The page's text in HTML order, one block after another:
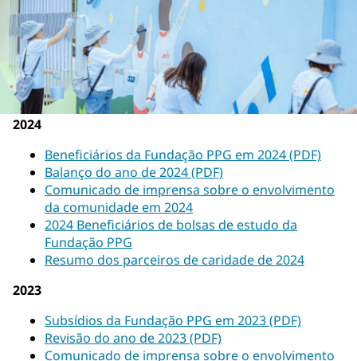
2024
Beneficiários da Fundação PPG em 2024 (PDF)
Balanço do ano de 2024 (PDF)
Comunicado de imprensa sobre o envolvimento
da comunidade em 2024
2024 Beneficiários de bolsas de estudo da
Fundação PPG
Resumo dos parceiros de caridade de 2024
2023
Subsídios da Fundação PPG em 2023 (PDF)
Revisão do ano de 2023 (PDF)
Comunicado de imprensa sobre o envolvimento